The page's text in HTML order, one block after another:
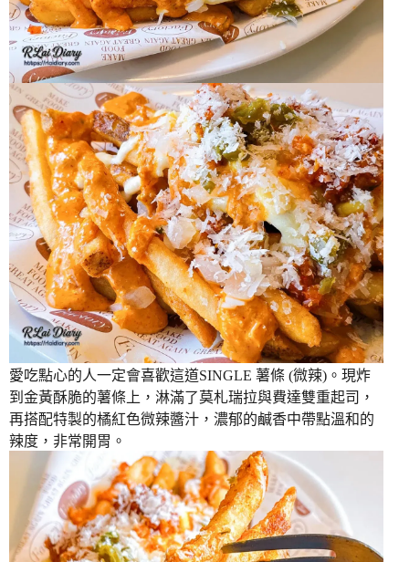
愛吃點心的人一定會喜歡這道SINGLE 薯條 (微辣)。現炸
到金黃酥脆的薯條上，淋滿了莫札瑞拉與費達雙重起司，
再搭配特製的橘紅色微辣醬汁，濃郁的鹹香中帶點溫和的
辣度，非常開胃。